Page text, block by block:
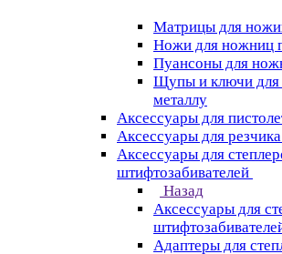
Матрицы для
Ножи для ножниц
Пуансоны для
Щупы и ключи для
металлу
Аксессуары для
Аксессуары для
Аксессуары для
штифтозабивателей
Назад
Аксессуары для
Адаптеры для